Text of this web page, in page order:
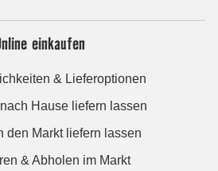
einkaufen
& Lieferoptionen
Hause liefern lassen
den Markt liefern lassen
& Abholen im Markt